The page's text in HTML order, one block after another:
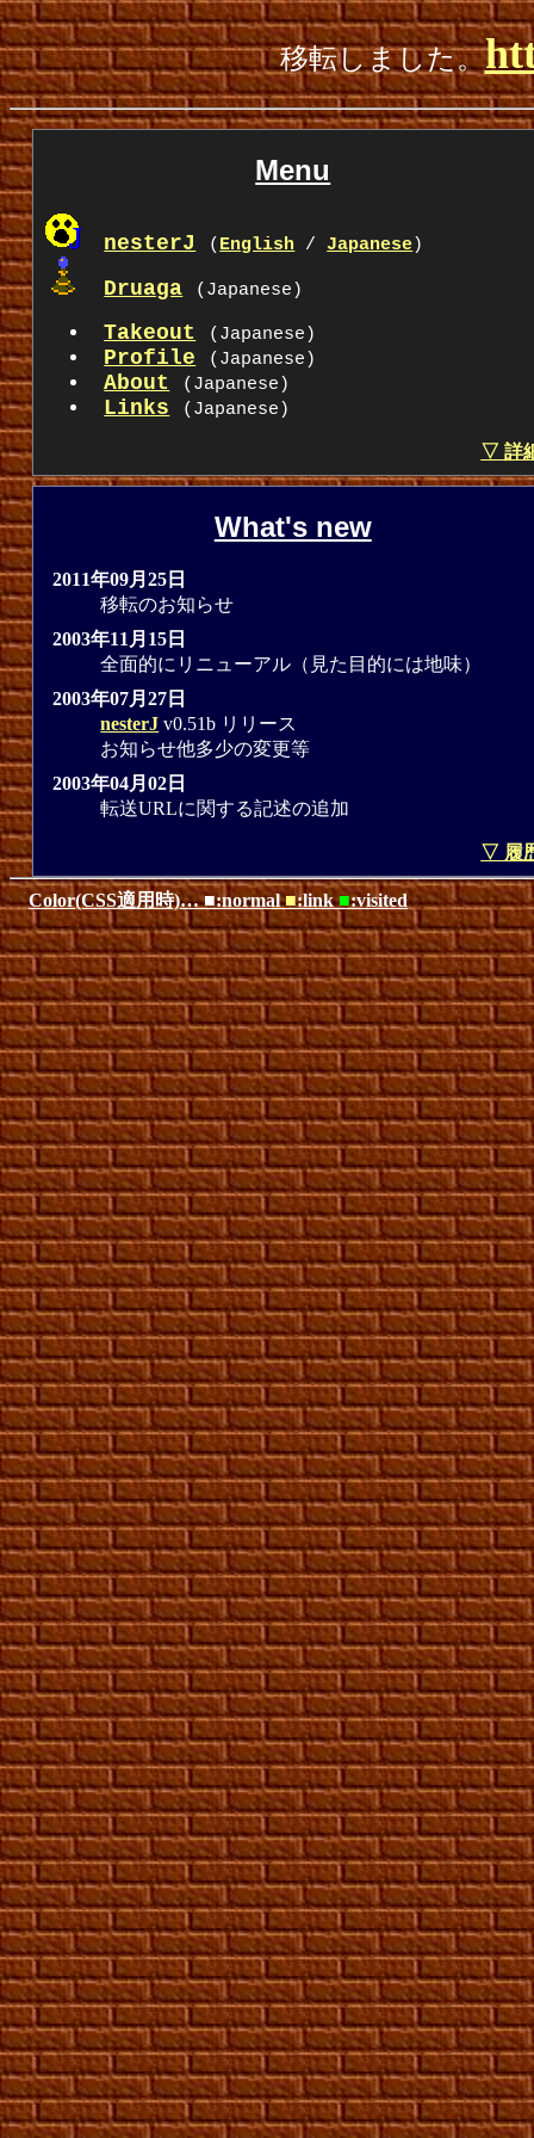
移転しました。
Menu
nesterJ ( English / Japanese)
Druaga (Japanese)
Takeout (Japanese)
Profile (Japanese)
About (Japanese)
Links (Japanese)
▽ 詳
What's new
2011年09月25日
移転のお知らせ
2003年11月15日
全面的にリニューアル（見た目的には地味）
2003年07月27日
nesterJ v0.51b リリース
お知らせ他多少の変更等
2003年04月02日
転送URLに関する記述の追加
▽ 履
Color(CSS適用時)… ■:normal■:link■:visited